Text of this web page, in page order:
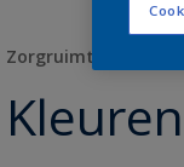
Zorgruimtes